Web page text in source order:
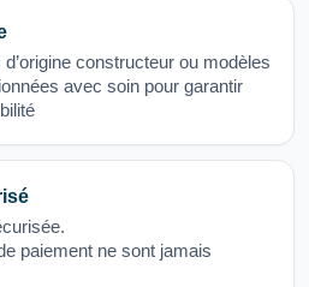
constructeur ou modèles
avec soin pour garantir
paiement ne sont jamais